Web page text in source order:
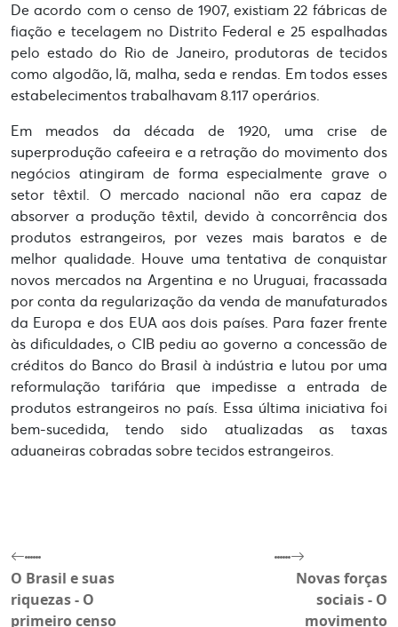
De acordo com o censo de 1907, existiam 22 fábricas de
fiação e tecelagem no Distrito Federal e 25 espalhadas
pelo estado do Rio de Janeiro, produtoras de tecidos
como algodão, lã, malha, seda e rendas. Em todos esses
estabelecimentos trabalhavam 8.117 operários.
Em meados da década de 1920, uma crise de
superprodução cafeeira e a retração do movimento dos
negócios atingiram de forma especialmente grave o
setor têxtil. O mercado nacional não era capaz de
absorver a produção têxtil, devido à concorrência dos
produtos estrangeiros, por vezes mais baratos e de
melhor qualidade. Houve uma tentativa de conquistar
novos mercados na Argentina e no Uruguai, fracassada
por conta da regularização da venda de manufaturados
da Europa e dos EUA aos dois países. Para fazer frente
às dificuldades, o CIB pediu ao governo a concessão de
créditos do Banco do Brasil à indústria e lutou por uma
reformulação tarifária que impedisse a entrada de
produtos estrangeiros no país. Essa última iniciativa foi
bem-sucedida, tendo sido atualizadas as taxas
aduaneiras cobradas sobre tecidos estrangeiros.
O Brasil e suas
riquezas - O
primeiro censo
Novas forças
sociais - O
movimento